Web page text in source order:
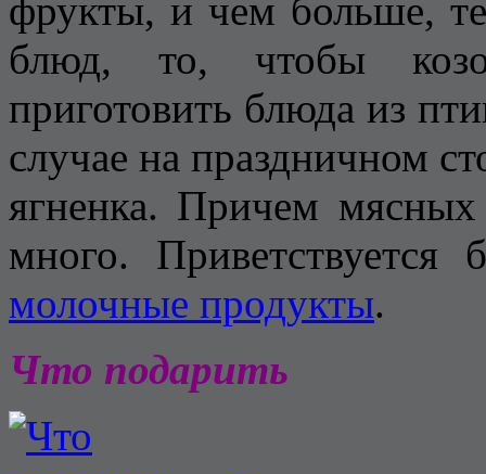
фрукты, и чем больше,
блюд, то, чтобы
приготовить блюда из
случае на праздничном
ягненка. Причем
много.
молочные продукты.
Что подарить